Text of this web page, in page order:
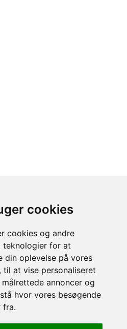
cookies
cookies og andre
teknologier for at
din oplevelse på vores
til at vise personaliseret
annoncer og
hvor vores besøgende
fra.